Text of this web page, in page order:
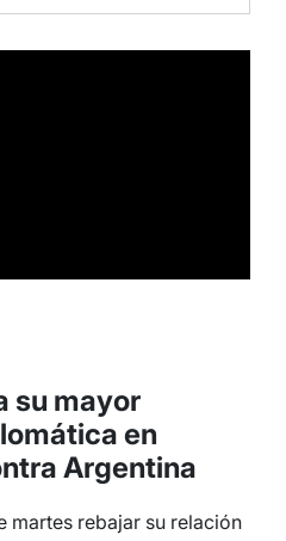
su mayor
en
Argentina
martes rebajar su relación